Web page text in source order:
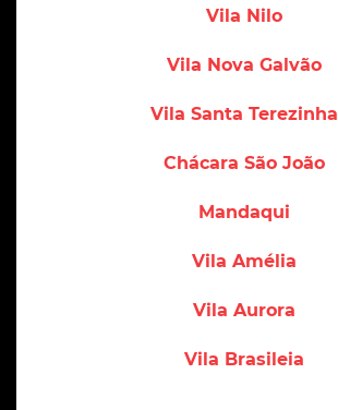
Vila Nilo
Vila Nova Galvão
Vila Santa Terezinha
Chácara São João
Mandaqui
Vila Amélia
Vila Aurora
Vila Brasileia